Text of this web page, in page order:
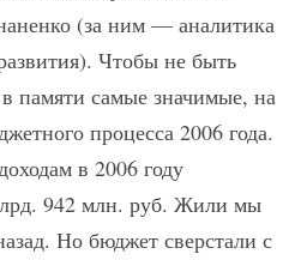
(за ним — аналитика
Чтобы не быть
памяти самые значимые, на
процесса 2006 года.
в 2006 году
942 млн. руб. Жили мы
Но бюджет сверстали с